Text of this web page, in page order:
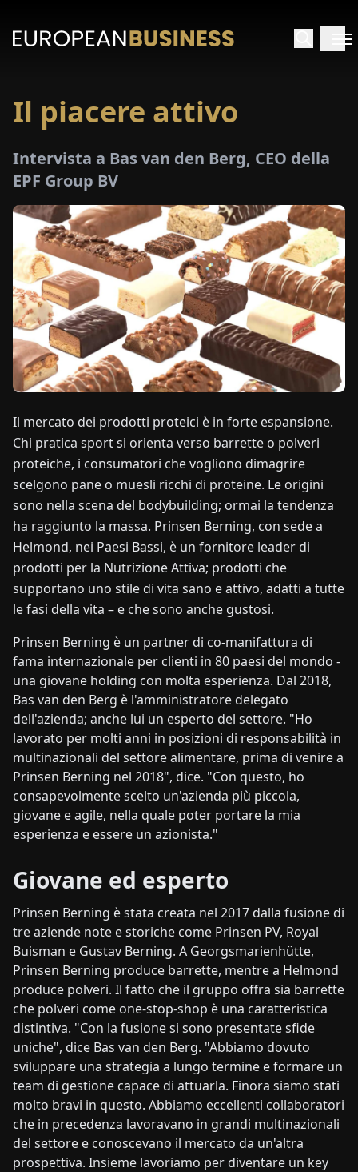
HOME
PAPER
FIERE
ENDE FRESITNLPLHU
CONTATTACI
Il piacere attivo
Intervista a Bas van den Berg, CEO della
EPF Group BV
Il mercato dei prodotti proteici è in forte espansione.
Chi pratica sport si orienta verso barrette o polveri
proteiche, i consumatori che vogliono dimagrire
scelgono pane o muesli ricchi di proteine. Le origini
sono nella scena del bodybuilding; ormai la tendenza
ha raggiunto la massa. Prinsen Berning, con sede a
Helmond, nei Paesi Bassi, è un fornitore leader di
prodotti per la Nutrizione Attiva; prodotti che
supportano uno stile di vita sano e attivo, adatti a tutte
le fasi della vita – e che sono anche gustosi.
Prinsen Berning è un partner di co-manifattura di
fama internazionale per clienti in 80 paesi del mondo -
una giovane holding con molta esperienza. Dal 2018,
Bas van den Berg è l'amministratore delegato
dell'azienda; anche lui un esperto del settore. "Ho
lavorato per molti anni in posizioni di responsabilità in
multinazionali del settore alimentare, prima di venire a
Prinsen Berning nel 2018", dice. "Con questo, ho
consapevolmente scelto un'azienda più piccola,
giovane e agile, nella quale poter portare la mia
esperienza e essere un azionista."
Giovane ed esperto
Prinsen Berning è stata creata nel 2017 dalla fusione di
tre aziende note e storiche come Prinsen PV, Royal
Buisman e Gustav Berning. A Georgsmarienhütte,
Prinsen Berning produce barrette, mentre a Helmond
produce polveri. Il fatto che il gruppo offra sia barrette
che polveri come one-stop-shop è una caratteristica
distintiva. "Con la fusione si sono presentate sfide
uniche", dice Bas van den Berg. "Abbiamo dovuto
sviluppare una strategia a lungo termine e formare un
team di gestione capace di attuarla. Finora siamo stati
molto bravi in questo. Abbiamo eccellenti collaboratori
che in precedenza lavoravano in grandi multinazionali
del settore e conoscevano il mercato da un'altra
prospettiva. Insieme lavoriamo per diventare un key